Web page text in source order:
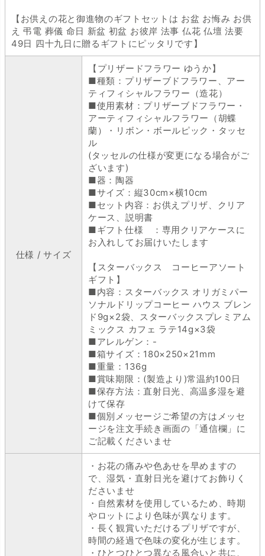
【お供えの花と御進物のギフトセットは お盆 お悔み お供
え 弔電 葬儀 命日 新盆 初盆 お彼岸 法事 仏花 仏壇 法要
49日 四十九日に贈るギフトにピッタリです】
仕様 / サイズ
【プリザードフラワー ゆうか】
■種類：プリザーブドフラワー、アー
ティフィシャルフラワー（造花）
■使用素材：プリザーブドフラワー・
アーティフィシャルフラワー（胡蝶
蘭）・リボン・ボールピック・タッセ
ル
(タッセルの仕様が変更になる場合がご
ざいます)
■器：陶器
■サイズ：縦30cm×横10cm
■セット内容：お供えプリザ、クリア
ケース、説明書
■ギフト仕様 ：専用クリアケースに
お入れしてお届けいたします
【スターバックス コーヒーアソート
ギフト】
■内容：スターバックス オリガミパー
ソナルドリップコーヒー ハウス ブレン
ド9g×2袋、スターバックスプレミアム
ミックス カフェ ラテ14g×3袋
■アレルゲン：-
■箱サイズ：180×250×21mm
■重量：136g
■賞味期限：(製造より)常温約100日
■保存方法：直射日光、高温多湿を避
けて保存
■個別メッセージご希望の方はメッセ
ージを注文手続き画面の「通信欄」に
ご記載くださいませ
・お花の痛みや色あせを早めますの
で、湿気・直射日光を避けてお飾りく
ださいませ
・自然素材を使用しているため、時期
やロットにより色味が異なります。
・長く観賞いただけるプリザですが、
時間の経過で色味の変化が生じます。
・ひとつひとつ異なる風合いと共に、